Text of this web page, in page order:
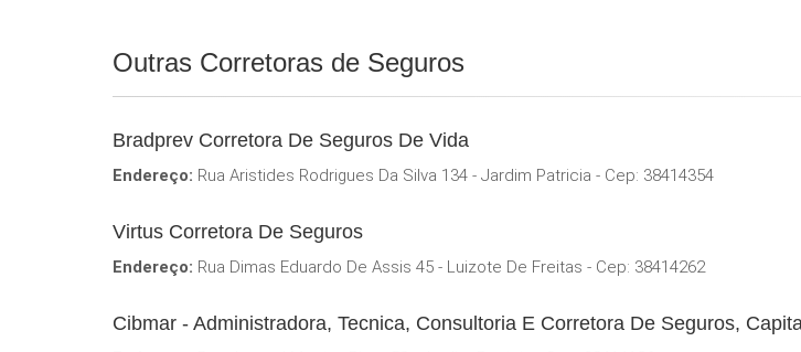
Outras Corretoras de Seguros
Bradprev Corretora De Seguros De Vida
Endereço: Rua Aristides Rodrigues Da Silva 134 - Jardim Patricia - Cep: 38414354
Virtus Corretora De Seguros
Endereço: Rua Dimas Eduardo De Assis 45 - Luizote De Freitas - Cep: 38414262
Cibmar - Administradora, Tecnica, Consultoria E Corretora De Seguros,